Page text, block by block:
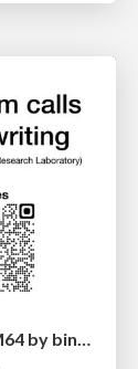
svc-hook: hooking system calls on ARM64 by binary rewriting